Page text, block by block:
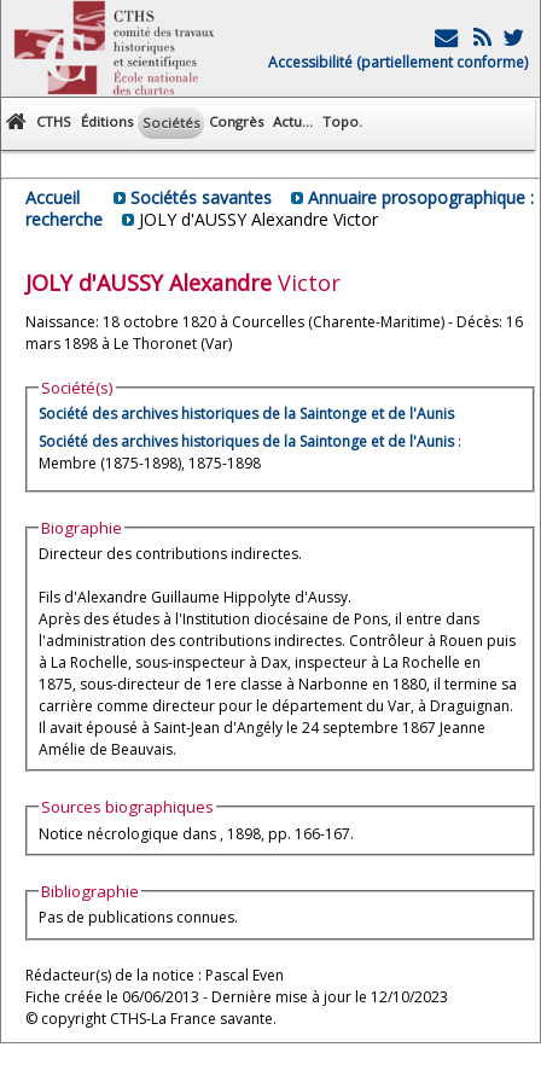
Accessibilité (partiellement conforme)
CTHS Éditions Sociétés Congrès Actu... Topo.
Accueil Sociétés savantes
Annuaire prosopographique :
recherche
JOLY d'AUSSY Alexandre Victor
JOLY d'AUSSYAlexandre Victor
Naissance: 18 octobre 1820 à Courcelles (Charente-Maritime) - Décès: 16
mars 1898 à Le Thoronet (Var)
Société(s)
Société des archives historiques de la Saintonge et de l'Aunis
Société des archives historiques de la Saintonge et de l'Aunis:
Membre (1875-1898), 1875-1898
Biographie
Directeur des contributions indirectes.
Fils d'Alexandre Guillaume Hippolyte d'Aussy.
Après des études à l'Institution diocésaine de Pons, il entre dans
l'administration des contributions indirectes. Contrôleur à Rouen puis
à La Rochelle, sous-inspecteur à Dax, inspecteur à La Rochelle en
1875, sous-directeur de 1ere classe à Narbonne en 1880, il termine sa
carrière comme directeur pour le département du Var, à Draguignan.
Il avait épousé à Saint-Jean d'Angély le 24 septembre 1867 Jeanne
Amélie de Beauvais.
Sources biographiques
Notice nécrologique dans , 1898, pp. 166-167.
Bibliographie
Pas de publications connues.
Rédacteur(s) de la notice : Pascal Even
Fiche créée le 06/06/2013 - Dernière mise à jour le 12/10/2023
© copyright CTHS-La France savante.